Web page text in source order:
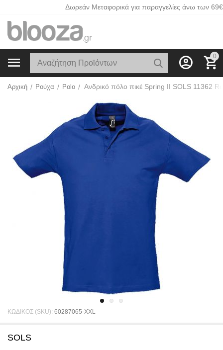
Δωρεάν Μεταφορικά για παραγγελίες άνω των 69€
0
Αρχική / Ρούχα / Polo /
ΚΩΔΙΚΟΣ (SKU): 60287065-XXL
SOLS